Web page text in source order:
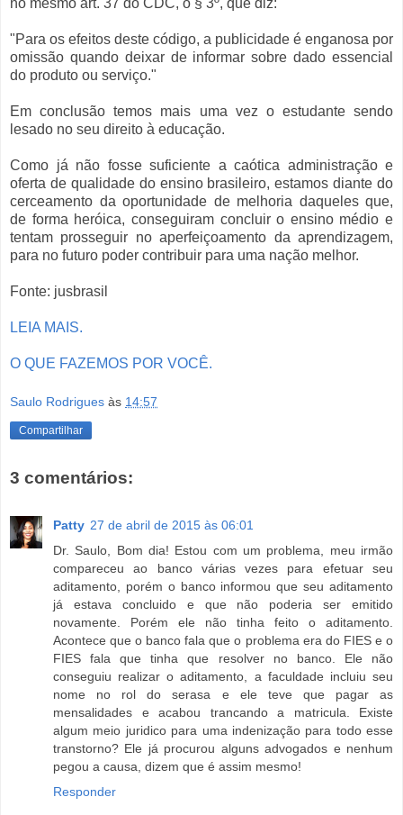
"Para os efeitos deste código, a publicidade é enganosa por
omissão quando deixar de informar sobre dado essencial
do produto ou serviço."
Em conclusão temos mais uma vez o estudante sendo
lesado no seu direito à educação.
Como já não fosse suficiente a caótica administração e
oferta de qualidade do ensino brasileiro, estamos diante do
cerceamento da oportunidade de melhoria daqueles que,
de forma heróica, conseguiram concluir o ensino médio e
tentam prosseguir no aperfeiçoamento da aprendizagem,
para no futuro poder contribuir para uma nação melhor.
Fonte: jusbrasil
LEIA MAIS.
O QUE FAZEMOS POR VOCÊ.
Saulo Rodrigues às 14:57
Compartilhar
3 comentários:
Patty 27 de abril de 2015 às 06:01
Dr. Saulo, Bom dia! Estou com um problema, meu irmão
compareceu ao banco várias vezes para efetuar seu
aditamento, porém o banco informou que seu aditamento
já estava concluido e que não poderia ser emitido
novamente. Porém ele não tinha feito o aditamento.
Acontece que o banco fala que o problema era do FIES e o
FIES fala que tinha que resolver no banco. Ele não
conseguiu realizar o aditamento, a faculdade incluiu seu
nome no rol do serasa e ele teve que pagar as
mensalidades e acabou trancando a matricula. Existe
algum meio juridico para uma indenização para todo esse
transtorno? Ele já procurou alguns advogados e nenhum
pegou a causa, dizem que é assim mesmo!
Responder